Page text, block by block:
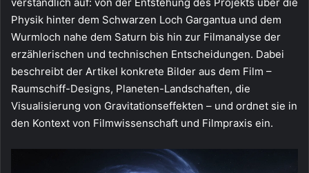
verständlich auf: von der Entstehung des Projekts über die
Physik hinter dem Schwarzen Loch Gargantua und dem
Wurmloch nahe dem Saturn bis hin zur Filmanalyse der
erzählerischen und technischen Entscheidungen. Dabei
beschreibt der Artikel konkrete Bilder aus dem Film –
Raumschiff-Designs, Planeten-Landschaften, die
Visualisierung von Gravitationseffekten – und ordnet sie in
den Kontext von Filmwissenschaft und Filmpraxis ein.